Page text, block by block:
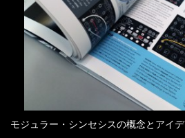
モジュラー・シンセシスの概念とアイ